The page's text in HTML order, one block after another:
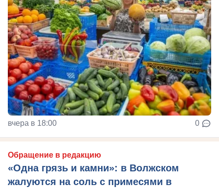
вчера в 18:00 0
Обращение в редакцию
«Одна грязь и камни»: в Волжском
жалуются на соль с примесями в